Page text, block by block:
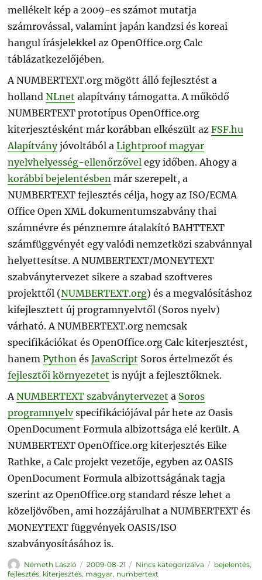
mellékelt kép a 2009-es számot mutatja
számrovással, valamint japán kandzsi és koreai
hangul írásjelekkel az OpenOffice.org Calc
táblázatkezelőjében.
A NUMBERTEXT.org mögött álló fejlesztést a
hollandNLnet alapítvány támogatta. A működő
NUMBERTEXT prototípus OpenOffice.org
kiterjesztésként már korábban elkészült azFSF.hu
Alapítványjóvoltából aLightproof magyar
nyelvhelyesség-ellenőrzővel egy időben. Ahogy a
korábbi bejelentésben már szerepelt, a
NUMBERTEXT fejlesztés célja, hogy az ISO/ECMA
Office Open XML dokumentumszabvány thai
számnévre és pénznemre átalakító BAHTTEXT
számfüggvényét egy valódi nemzetközi szabvánnyal
helyettesítse. A NUMBERTEXT/MONEYTEXT
szabványtervezet sikere a szabad szoftveres
projekttől (NUMBERTEXT.org) és a megvalósításhoz
kifejlesztett új programnyelvtől (Soros nyelv)
várható. A NUMBERTEXT.org nemcsak
specifikációkat és OpenOffice.org Calc kiterjesztést,
hanemPython ésJavaScript Soros értelmezőt és
fejlesztői környezetet is nyújt a fejlesztőknek.
ANUMBERTEXT szabványtervezet a Soros
programnyelvspecifikációjával pár hete az Oasis
OpenDocument Formula albizottsága elé került. A
NUMBERTEXT OpenOffice.org kiterjesztés Eike
Rathke, a Calc projekt vezetője, egyben az OASIS
OpenDocument Formula albizottságának tagja
szerint az OpenOffice.org standard része lehet a
közeljövőben, ami hozzájárulhat a NUMBERTEXT és
MONEYTEXT függvények OASIS/ISO
szabványosításához is.
Szerző
Németh László Közzétéve
2009-08-21 Kategória
Nincs kategorizálva Címke
bejelentés,
fejlesztés, kiterjesztés, magyar, numbertext